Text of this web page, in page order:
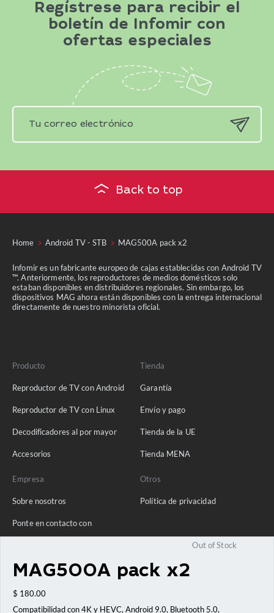
Out of Stock
MAG500A pack x2
$ 180.00
Compatibilidad con 4K y HEVC, Android 9.0, Bluetooth 5.0,
Regístrese para recibir el
boletín de Infomir con
ofertas especiales
Back to top
Home Android TV - STB MAG500A pack x2
Infomir es un fabricante europeo de cajas establecidas con Android TV
™. Anteriormente, los reproductores de medios domésticos solo
estaban disponibles en distribuidores regionales. Sin embargo, los
dispositivos MAG ahora están disponibles con la entrega internacional
directamente de nuestro minorista oficial.
Producto
Reproductor de TV con Android
Reproductor de TV con Linux
Decodificadores al por mayor
Accesorios
Tienda
Garantía
Envío y pago
Tienda de la UE
Tienda MENA
Empresa
Sobre nosotros
Ponte en contacto con
Preguntas frecuentes
Otros
Política de privacidad